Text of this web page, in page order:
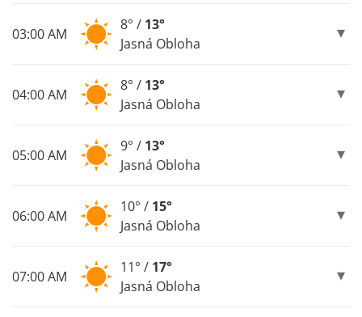
03:00 AM
8° / 13°
Jasná Obloha
04:00 AM
8° / 13°
Jasná Obloha
05:00 AM
9° / 13°
Jasná Obloha
06:00 AM
10° / 15°
Jasná Obloha
07:00 AM
11° / 17°
Jasná Obloha